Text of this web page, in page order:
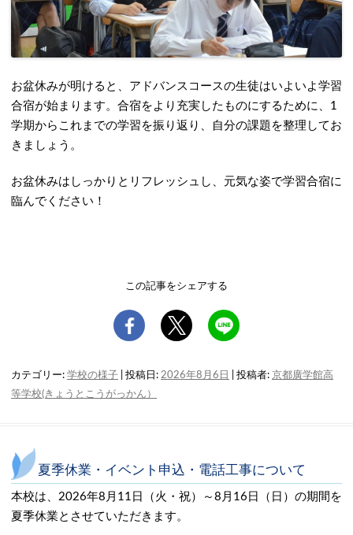
お盆休みが明けると、アドバンスコースの生徒はいよいよ学習
合宿が始まります。合宿をより充実したものにするために、1
学期からこれまでの学習を振り返り、自分の課題を整理してお
きましょう。
お盆休みはしっかりとリフレッシュし、元気な姿で学習合宿に
臨んでください！
この記事をシェアする
カテゴリー: 学校の様子 | 投稿日: 2026年8月6日 投稿者: 京都廣学館高
等学校(きょうとこうがっかん）
夏季休業・イベント申込・電話工事について
本校は、2026年8月11日（火・祝）～8月16日（日）の期間を
夏季休業とさせていただきます。